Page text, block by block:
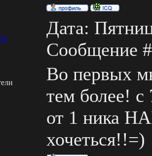
Дата:
Сообщение
Во первых
тем более! с
от 1 ника
хочеться!!=)